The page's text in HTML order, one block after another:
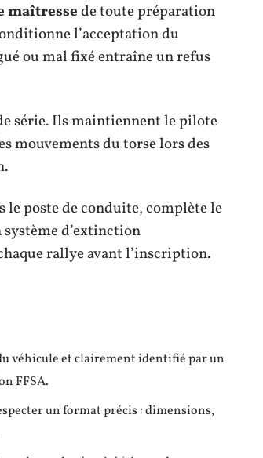
maîtressede toute préparation
l’acceptation du
ou mal fixé entraîne un refus
série. Ils maintiennent le pilote
mouvements du torse lors des
poste de conduite, complète le
d’extinction
rallye avant l’inscription.
véhicule et clairement identifié par un
FFSA.
un format précis : dimensions,